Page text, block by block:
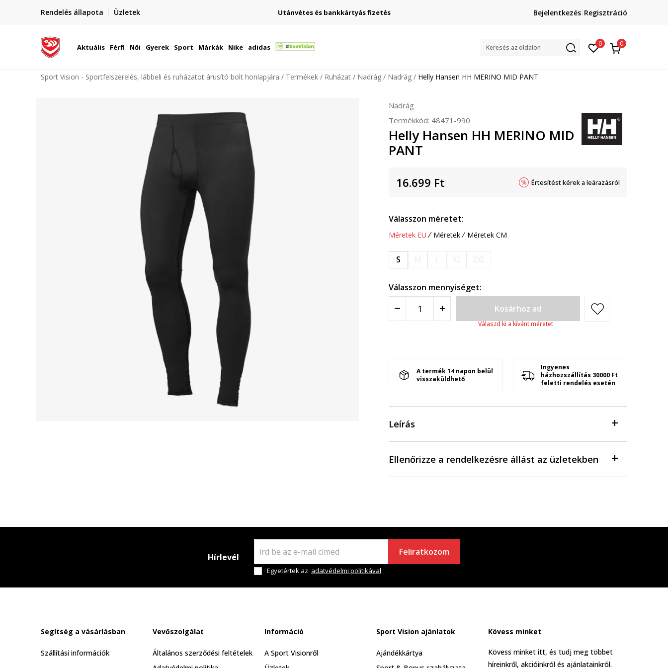
Rendelés állapota Üzletek
Szállítás Magyarország területén Utánvétes és bankkártyás fizetés
Lépj velünk kapcsolatba
online@sport-vision.huBejelentkezés Regisztráció
Aktuális Férfi Női Gyerek Sport Márkák Nike adidas Keresés az oldalon 0 0
Sport Vision - Sportfelszerelés, lábbeli és ruházatot árusító bolt honlapjára Termékek Ruházat Nadrág Nadrág Helly Hansen HH MERINO MID PANT
Nadrág
Termékkód: 48471-990
Helly Hansen HH MERINO MID
PANT
16.699 Ft Értesítést kérek a leárazásról
Válasszon méretet:
Méretek EU Méretek Méretek CM
S
Válasszon mennyiséget:
Kosárhoz ad
Válaszd ki a kívánt méretet
A termék 14 napon belül
visszaküldhető
Ingyenes
házhozszállítás 30000 Ft
feletti rendelés esetén
Leírás
Ellenőrizze a rendelkezésre állást az üzletekben
Hírlevél Feliratkozom
Egyetértek az adatvédelmi politikával
Segítség a vásárlásban
Szállítási információk
Vevőszolgálat
Általános szerződési feltételek
Információ
A Sport Visionről
Sport Vision ajánlatok
Ajándékkártya
Kövess minket
Kövess minket itt, és tudj meg többet
híreinkről, akcióinkról és ajánlatainkról.